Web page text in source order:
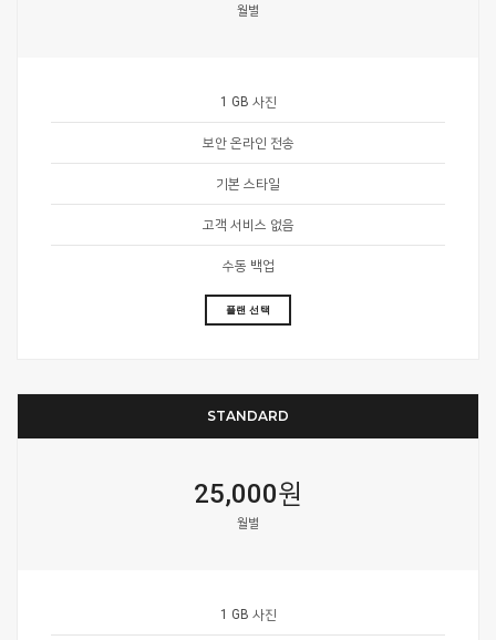
월별
1 GB 사진
보안 온라인 전송
기본 스타일
고객 서비스 없음
수동 백업
플랜 선택
STANDARD
25,000원
월별
1 GB 사진